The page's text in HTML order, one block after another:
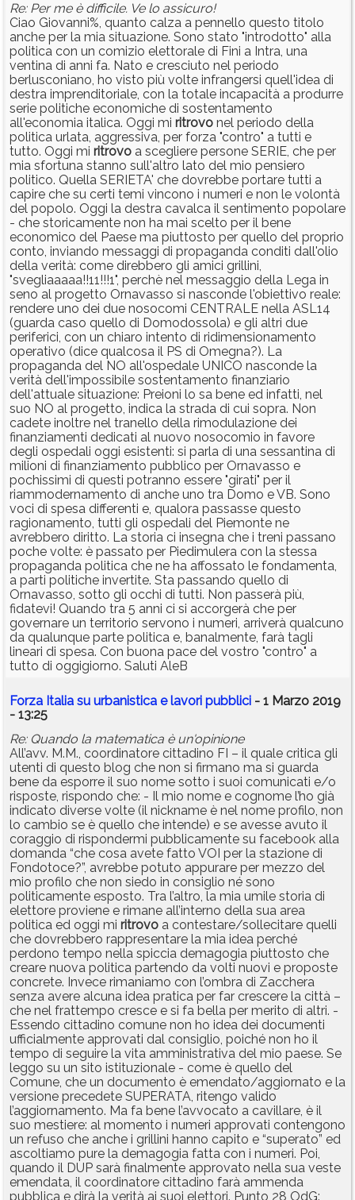
Re: Per me è difficile. Ve lo assicuro!
Ciao Giovanni%, quanto calza a pennello questo titolo
anche per la mia situazione. Sono stato "introdotto" alla
politica con un comizio elettorale di Fini a Intra, una
ventina di anni fa. Nato e cresciuto nel periodo
berlusconiano, ho visto più volte infrangersi quell'idea di
destra imprenditoriale, con la totale incapacità a produrre
serie politiche economiche di sostentamento
all'economia italica. Oggi mi ritrovo nel periodo della
politica urlata, aggressiva, per forza "contro" a tutti e
tutto. Oggi mi ritrovo a scegliere persone SERIE, che per
mia sfortuna stanno sull'altro lato del mio pensiero
politico. Quella SERIETA' che dovrebbe portare tutti a
capire che su certi temi vincono i numeri e non le volontà
del popolo. Oggi la destra cavalca il sentimento popolare
- che storicamente non ha mai scelto per il bene
economico del Paese ma piuttosto per quello del proprio
conto, inviando messaggi di propaganda conditi dall'olio
della verità: come direbbero gli amici grillini,
"svegliaaaaa!!11!!!1", perchè nel messaggio della Lega in
seno al progetto Ornavasso si nasconde l'obiettivo reale:
rendere uno dei due nosocomi CENTRALE nella ASL14
(guarda caso quello di Domodossola) e gli altri due
periferici, con un chiaro intento di ridimensionamento
operativo (dice qualcosa il PS di Omegna?). La
propaganda del NO all'ospedale UNICO nasconde la
verità dell'impossibile sostentamento finanziario
dell'attuale situazione: Preioni lo sa bene ed infatti, nel
suo NO al progetto, indica la strada di cui sopra. Non
cadete inoltre nel tranello della rimodulazione dei
finanziamenti dedicati al nuovo nosocomio in favore
degli ospedali oggi esistenti: si parla di una sessantina di
milioni di finanziamento pubblico per Ornavasso e
pochissimi di questi potranno essere "girati" per il
riammodernamento di anche uno tra Domo e VB. Sono
voci di spesa differenti e, qualora passasse questo
ragionamento, tutti gli ospedali del Piemonte ne
avrebbero diritto. La storia ci insegna che i treni passano
poche volte: è passato per Piedimulera con la stessa
propaganda politica che ne ha affossato le fondamenta,
a parti politiche invertite. Sta passando quello di
Ornavasso, sotto gli occhi di tutti. Non passerà più,
fidatevi! Quando tra 5 anni ci si accorgerà che per
governare un territorio servono i numeri, arriverà qualcuno
da qualunque parte politica e, banalmente, farà tagli
lineari di spesa. Con buona pace del vostro "contro" a
tutto di oggigiorno. Saluti AleB
Forza Italia su urbanistica e lavori pubblici - 1 Marzo 2019
- 13:25
Re: Quando la matematica è un'opinione
All’avv. M.M., coordinatore cittadino FI – il quale critica gli
utenti di questo blog che non si firmano ma si guarda
bene da esporre il suo nome sotto i suoi comunicati e/o
risposte, rispondo che: - Il mio nome e cognome l’ho già
indicato diverse volte (il nickname è nel nome profilo, non
lo cambio se è quello che intende) e se avesse avuto il
coraggio di rispondermi pubblicamente su facebook alla
domanda “che cosa avete fatto VOI per la stazione di
Fondotoce?”, avrebbe potuto appurare per mezzo del
mio profilo che non siedo in consiglio né sono
politicamente esposto. Tra l’altro, la mia umile storia di
elettore proviene e rimane all’interno della sua area
politica ed oggi mi ritrovo a contestare/sollecitare quelli
che dovrebbero rappresentare la mia idea perché
perdono tempo nella spiccia demagogia piuttosto che
creare nuova politica partendo da volti nuovi e proposte
concrete. Invece rimaniamo con l’ombra di Zacchera
senza avere alcuna idea pratica per far crescere la città –
che nel frattempo cresce e si fa bella per merito di altri. -
Essendo cittadino comune non ho idea dei documenti
ufficialmente approvati dal consiglio, poiché non ho il
tempo di seguire la vita amministrativa del mio paese. Se
leggo su un sito istituzionale - come è quello del
Comune, che un documento è emendato/aggiornato e la
versione precedete SUPERATA, ritengo valido
l’aggiornamento. Ma fa bene l’avvocato a cavillare, è il
suo mestiere: al momento i numeri approvati contengono
un refuso che anche i grillini hanno capito e “superato” ed
ascoltiamo pure la demagogia fatta con i numeri. Poi,
quando il DUP sarà finalmente approvato nella sua veste
emendata, il coordinatore cittadino farà ammenda
pubblica e dirà la verità ai suoi elettori. Punto 28 OdG: